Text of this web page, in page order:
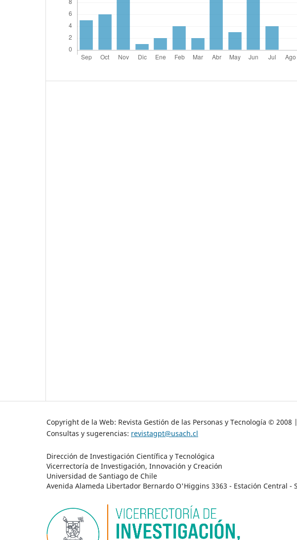
Copyright de la Web: Revista Gestión de las Personas y Tecnología ©
Consultas y sugerencias: revistagpt@usach.cl
Dirección de Investigación Científica y Tecnológica
Vicerrectoría de Investigación, Innovación y Creación
Universidad de Santiago de Chile
Avenida Alameda Libertador Bernardo O'Higgins 3363 - Estación Central -